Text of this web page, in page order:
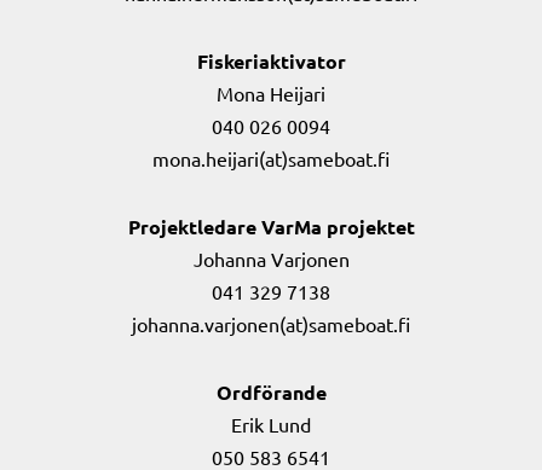
Fiskeriaktivator
Mona Heijari
040 026 0094
mona.heijari(at)sameboat.fi
Projektledare VarMa projektet
Johanna Varjonen
041 329 7138
johanna.varjonen(at)sameboat.fi
Ordförande
Erik Lund
050 583 6541